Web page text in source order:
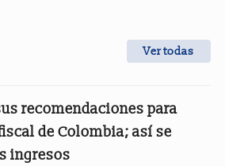
Ver todas
recomendaciones para
de Colombia; así se
ingresos